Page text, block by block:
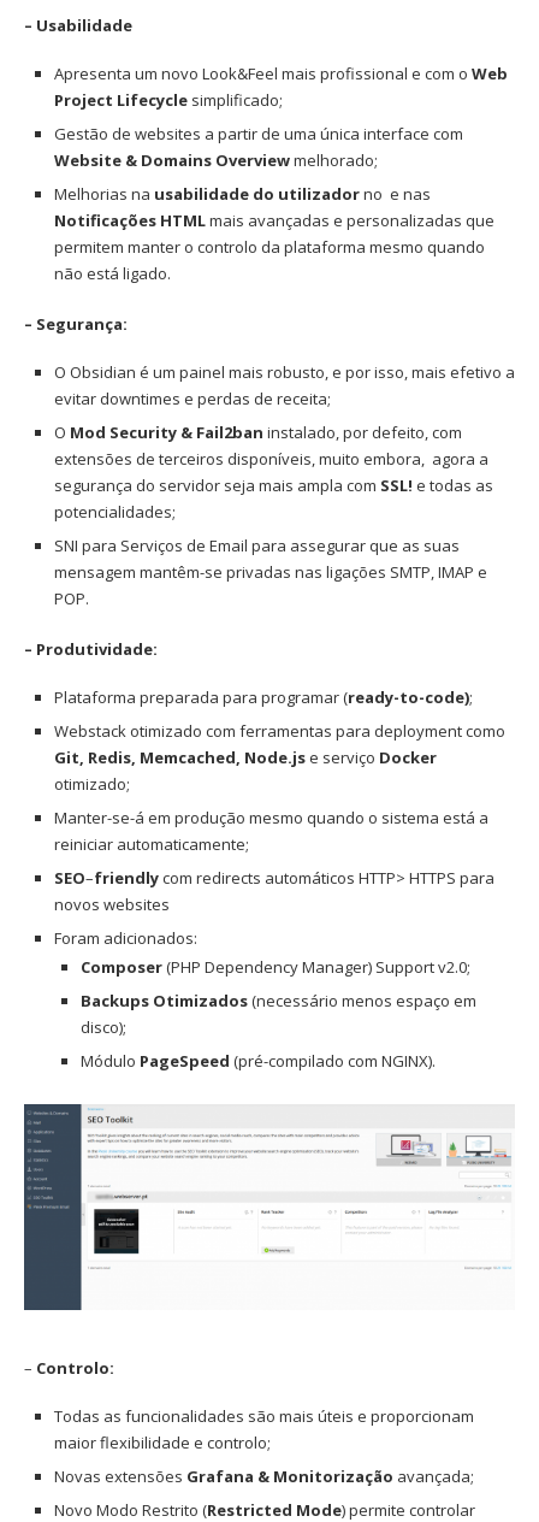
– Usabilidade
Apresenta um novo Look&Feel mais profissional e com o Web
Project Lifecycle simplificado;
Gestão de websites a partir de uma única interface com
Website & Domains Overviewmelhorado;
Melhorias na usabilidade do utilizadorno e nas
Notificações HTMLmais avançadas e personalizadas que
permitem manter o controlo da plataforma mesmo quando
não está ligado.
– Segurança:
O Obsidian é um painel mais robusto, e por isso, mais efetivo a
evitar downtimes e perdas de receita;
O Mod Security & Fail2ban instalado, por defeito, com
extensões de terceiros disponíveis, muito embora, agora a
segurança do servidor seja mais ampla com SSL! e todas as
potencialidades;
SNI para Serviços de Email para assegurar que as suas
mensagem mantêm-se privadas nas ligações SMTP, IMAP e
POP.
– Produtividade:
Plataforma preparada para programar (ready-to-code);
Webstack otimizado com ferramentas para deployment como
Git, Redis, Memcached, Node.jse serviço Docker
otimizado;
Manter-se-á em produção mesmo quando o sistema está a
reiniciar automaticamente;
SEO–friendlycom redirects automáticos HTTP> HTTPS para
novos websites
Foram adicionados:
Composer(PHP Dependency Manager) Support v2.0;
Backups Otimizados(necessário menos espaço em
disco);
Módulo PageSpeed (pré-compilado com NGINX).
– Controlo:
Todas as funcionalidades são mais úteis e proporcionam
maior flexibilidade e controlo;
Novas extensões Grafana & Monitorização avançada;
Novo Modo Restrito (Restricted Mode) permite controlar